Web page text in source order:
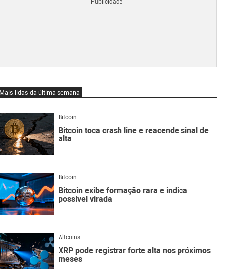
Mais lidas da última semana
Bitcoin
Bitcoin toca crash line e reacende sinal de
alta
Bitcoin
Bitcoin exibe formação rara e indica
possível virada
Altcoins
XRP pode registrar forte alta nos próximos
meses